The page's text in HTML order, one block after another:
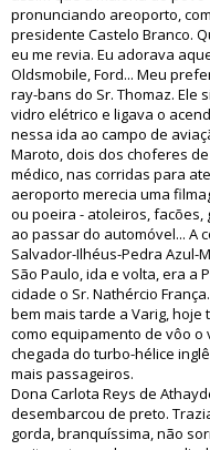
pronunciando areoporto,
presidente Castelo Branco.
eu me revia. Eu adorava
Oldsmobile, Ford... Meu
ray-bans do Sr. Thomaz. Ele
vidro elétrico e ligava o
nessa ida ao campo de
Maroto, dois dos choferes
médico, nas corridas para
aeroporto merecia uma
ou poeira - atoleiros,
ao passar do automóvel... A
Salvador-Ilhéus-Pedra Azul-
São Paulo, ida e volta, era a
cidade o Sr. Nathércio
bem mais tarde a Varig,
como equipamento de vôo o
chegada do turbo-hélice
mais passageiros.
Dona Carlota Reys de
desembarcou de preto.
gorda, branquíssima, não